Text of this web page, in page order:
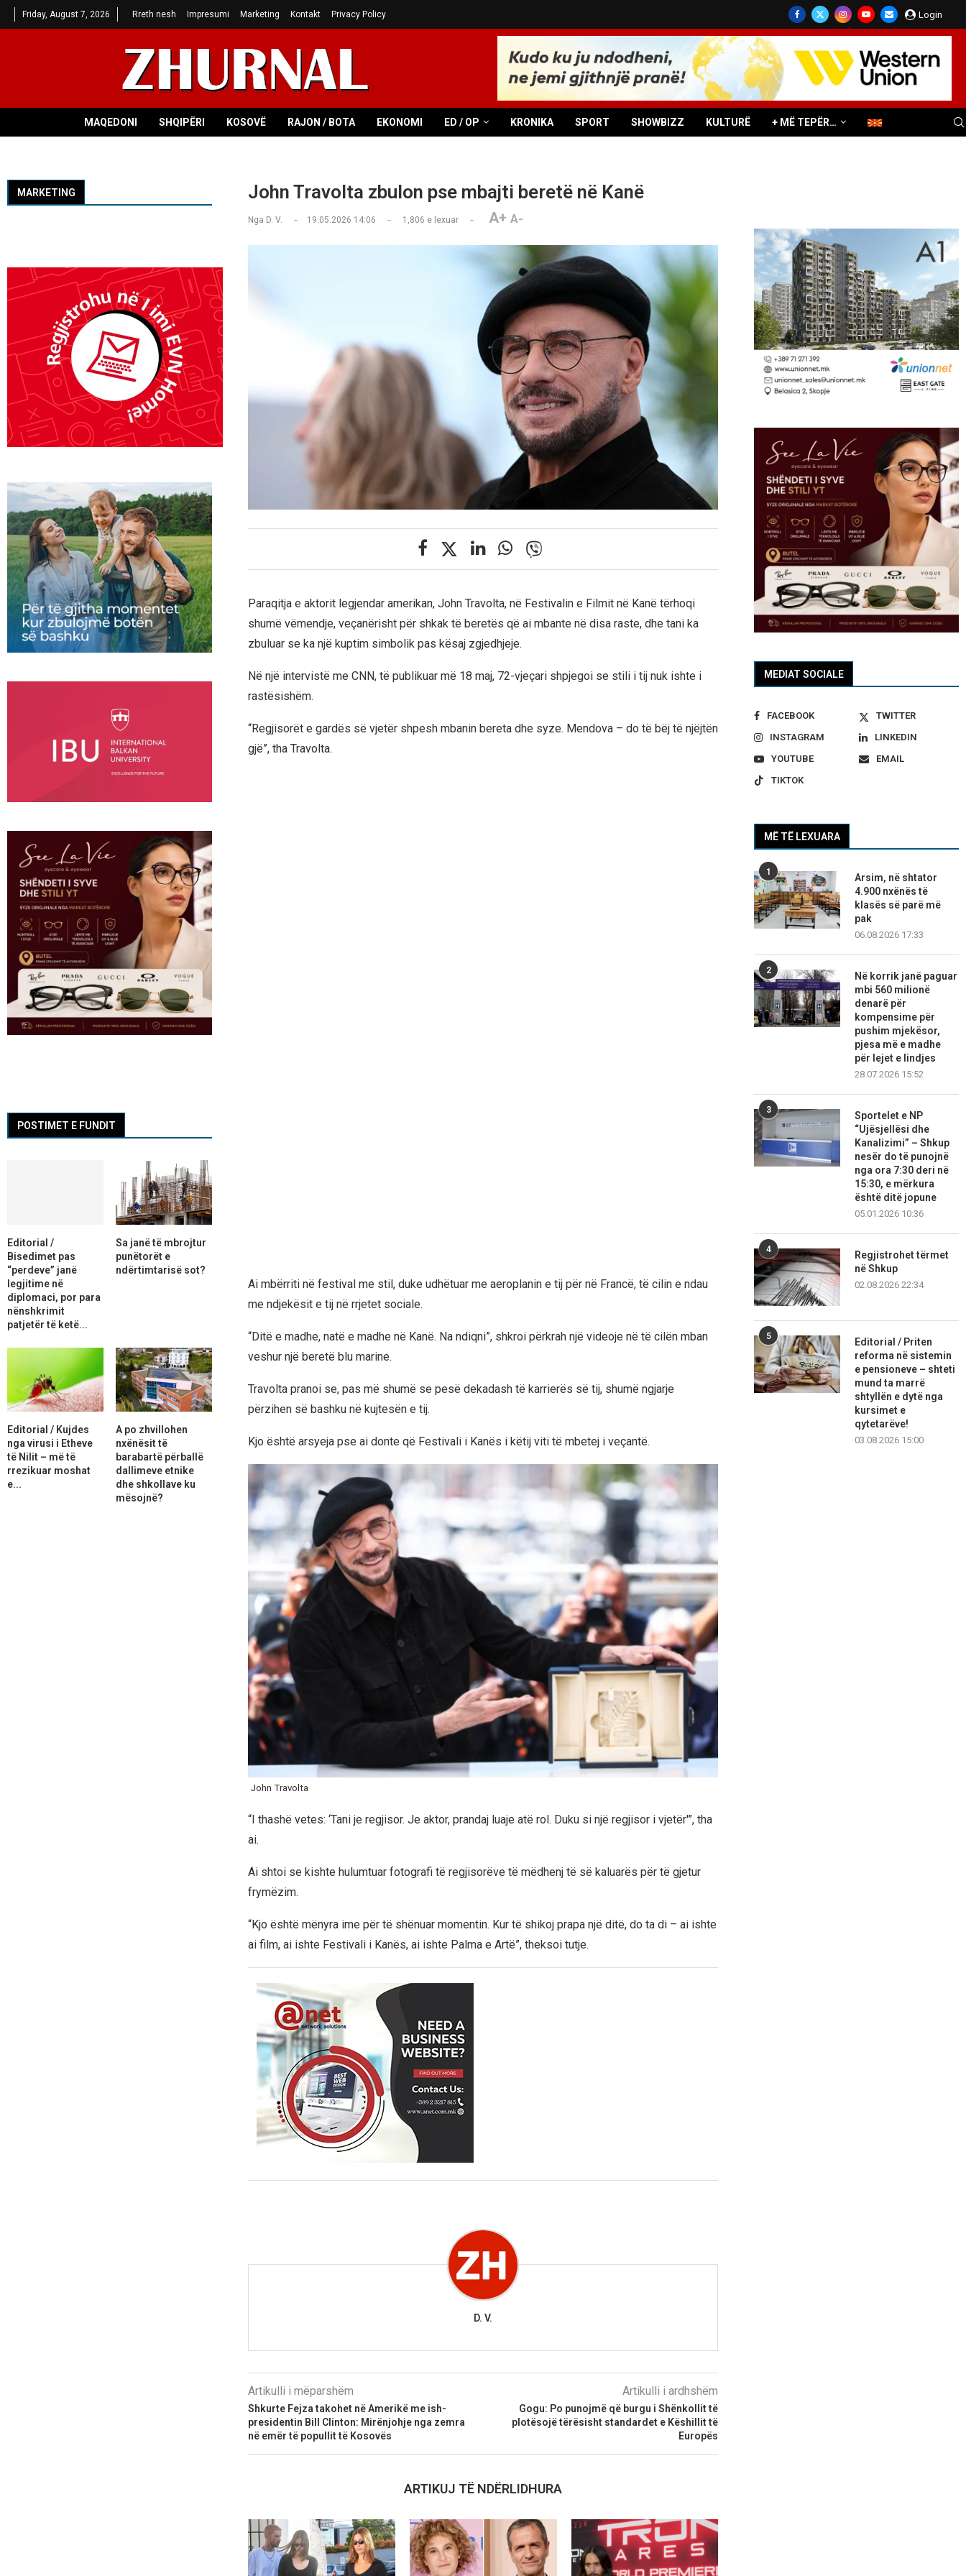
Friday, August 7, 2026 Rreth nesh Impresumi Marketing Kontakt Privacy Policy Login
MAQEDONI SHQIPËRI KOSOVË RAJON / BOTA EKONOMI ED / OP KRONIKA SPORT SHOWBIZZ KULTURË + MË TEPËR…
John Travolta zbulon pse mbajti beretë në Kanë
Nga D. V. 19.05.2026 14:06 1,806 e lexuar A+ A-
Paraqitja e aktorit legjendar amerikan, John Travolta, në Festivalin e Filmit në Kanë tërhoqi
shumë vëmendje, veçanërisht për shkak të beretës që ai mbante në disa raste, dhe tani ka
zbuluar se ka një kuptim simbolik pas kësaj zgjedhjeje.
Në një intervistë me CNN, të publikuar më 18 maj, 72-vjeçari shpjegoi se stili i tij nuk ishte i
rastësishëm.
“Regjisorët e gardës së vjetër shpesh mbanin bereta dhe syze. Mendova – do të bëj të njëjtën
gjë”, tha Travolta.
Ai mbërriti në festival me stil, duke udhëtuar me aeroplanin e tij për në Francë, të cilin e ndau
me ndjekësit e tij në rrjetet sociale.
“Ditë e madhe, natë e madhe në Kanë. Na ndiqni”, shkroi përkrah një videoje në të cilën mban
veshur një beretë blu marine.
Travolta pranoi se, pas më shumë se pesë dekadash të karrierës së tij, shumë ngjarje
përzihen së bashku në kujtesën e tij.
Kjo është arsyeja pse ai donte që Festivali i Kanës i këtij viti të mbetej i veçantë.
John Travolta
“I thashë vetes: ‘Tani je regjisor. Je aktor, prandaj luaje atë rol. Duku si një regjisor i vjetër'”, tha
ai.
Ai shtoi se kishte hulumtuar fotografi të regjisorëve të mëdhenj të së kaluarës për të gjetur
frymëzim.
“Kjo është mënyra ime për të shënuar momentin. Kur të shikoj prapa një ditë, do ta di – ai ishte
ai film, ai ishte Festivali i Kanës, ai ishte Palma e Artë”, theksoi tutje.
D. V.
Artikulli i mëparshëm
Shkurte Fejza takohet në Amerikë me ish-
presidentin Bill Clinton: Mirënjohje nga zemra
në emër të popullit të Kosovës
Artikulli i ardhshëm
Gogu: Po punojmë që burgu i Shënkollit të
plotësojë tërësisht standardet e Këshillit të
Europës
ARTIKUJ TË NDËRLIDHURA
MEDIAT SOCIALE
FACEBOOK
TWITTER
INSTAGRAM
LINKEDIN
YOUTUBE
EMAIL
TIKTOK
MË TË LEXUARA
1
Arsim, në shtator
4.900 nxënës të
klasës së parë më
pak
06.08.2026 17:33
2
Në korrik janë paguar
mbi 560 milionë
denarë për
kompensime për
pushim mjekësor,
pjesa më e madhe
për lejet e lindjes
28.07.2026 15:52
3
Sportelet e NP
“Ujësjellësi dhe
Kanalizimi” – Shkup
nesër do të punojnë
nga ora 7:30 deri në
15:30, e mërkura
është ditë jopune
05.01.2026 10:36
4
Regjistrohet tërmet
në Shkup
02.08.2026 22:34
5
Editorial / Priten
reforma në sistemin
e pensioneve – shteti
mund ta marrë
shtyllën e dytë nga
kursimet e
qytetarëve!
03.08.2026 15:00
MARKETING
POSTIMET E FUNDIT
Editorial /
Bisedimet pas
“perdeve” janë
legjitime në
diplomaci, por para
nënshkrimit
patjetër të ketë...
Sa janë të mbrojtur
punëtorët e
ndërtimtarisë sot?
Editorial / Kujdes
nga virusi i Etheve
të Nilit – më të
rrezikuar moshat
e...
A po zhvillohen
nxënësit të
barabartë përballë
dallimeve etnike
dhe shkollave ku
mësojnë?